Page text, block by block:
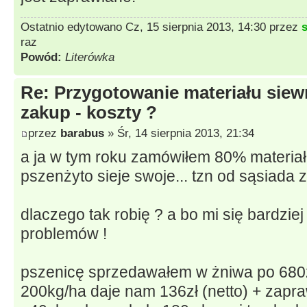
Ostatnio edytowano Cz, 15 sierpnia 2013, 14:30 przez
raz
Powód: Literówka
Re: Przygotowanie materiału
zakup - koszty ?
przez barabus » Śr, 14 sierpnia 2013, 21:34
a ja w tym roku zamówiłem 80%
pszenżyto sieje swoje... tzn od sąsiada
dlaczego tak robię ? a bo mi się bardziej
problemów !
pszenicę sprzedawałem w żniwa po
200kg/ha daje nam 136zł (netto) +